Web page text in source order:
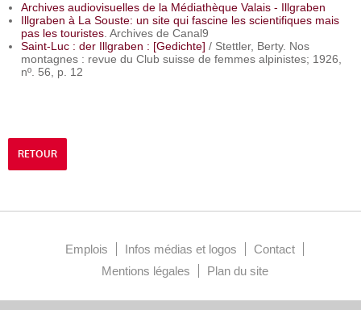
Archives audiovisuelles de la Médiathèque Valais - Illgraben
Illgraben à La Souste: un site qui fascine les scientifiques mais
pas les touristes . Archives de Canal9
Saint-Luc : der Illgraben : [Gedichte] / Stettler, Berty. Nos
montagnes : revue du Club suisse de femmes alpinistes; 1926,
nº. 56, p. 12
RETOUR
Emplois Infos médias et logos
Contact
Mentions légales
Plan du site